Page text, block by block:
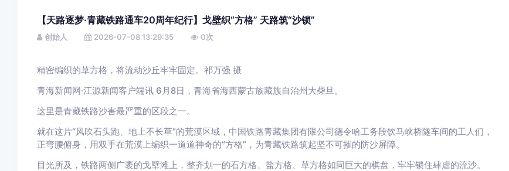
【天路逐梦·青藏铁路通车20周年纪行】戈壁织“方格” 天路筑“沙锁”
创始人 2026-07-08 13:29:35 0次
精密编织的草方格，将流动沙丘牢牢固定。祁万强 摄
青海新闻网·江源新闻客户端讯 6月8日，青海省海西蒙古族藏族自治州大柴旦。
这里是青藏铁路沙害最严重的区段之一。
就在这片“风吹石头跑、地上不长草”的荒漠区域，中国铁路青藏集团有限公司德令哈工务段饮马峡桥隧车间的工人们，
正弯腰俯身，用双手在荒漠上编织一道道神奇的“方格”，为青藏铁路筑起坚不可摧的防沙屏障。
目光所及，铁路两侧广袤的戈壁滩上，整齐划一的石方格、盐方格、草方格如同巨大的棋盘，牢牢锁住肆虐的流沙。